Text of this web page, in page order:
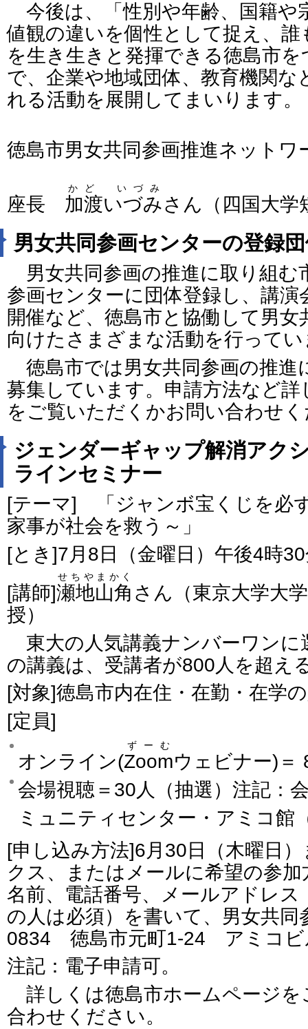
今後は、「性別や年齢、国籍や
値観の違いを個性として捉え、
を生き生きと発揮できる徳島市
で、企業や地域団体、教育機関な
れる活動を展開してまいります。
徳島市男女共同参画推進ネットワ
座長 加渡いづみ
かど いづみ
さん（四国大学
男女共同参画センターの登録
男女共同参画の推進に取り組む
参画センターに団体登録し、講
開催など、徳島市と協働して男女
向けたさまざまな活動を行って
徳島市では男女共同参画の推進
募集しています。申請方法など
をご覧いただくかお問い合わせ
ジェンダーギャップ解消ア
ラインセミナー
[テーマ] 「ジャンボ宝くじを必
家事が社会を救う～」
[とき]7月8日（金曜日）午後4時
[講師]瀬地山角
せちやまかく
さん（東京大学大
授）
東大の人気講義ナンバーワンに
の講義は、受講者が800人を超え
[対象]徳島市内在住・在勤・在学
[定員]
オンライン(Zoom
ずーむ
ウェビナー)＝
会場視聴＝30人（抽選）注記：
ミュニティセンター・アミコ館
[申し込み方法]6月30日（木曜日
クス、またはメールに希望の参
名前、電話番号、メールアドレ
の人は必須）を書いて、男女共
0834 徳島市元町1-24 アミコビ
注記：電子申請可。
詳しくは徳島市ホームページを
合わせください。